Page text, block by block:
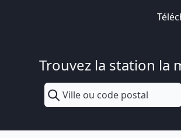
Trouvez la station la